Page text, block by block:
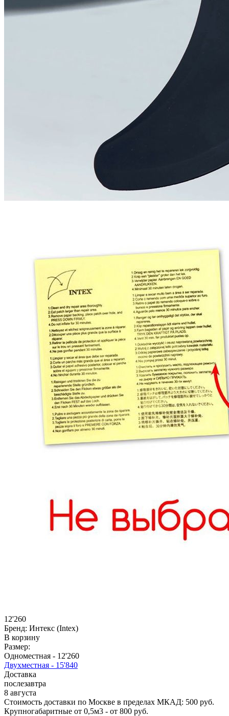
12'260
Бренд: Интекс (Intex)
В корзину
Размер:
Одноместная - 12'260
Двухместная - 15'840
Доставка
послезавтра
8 августа
Стоимость доставки по Москве в пределах МКАД: 500 руб.
Крупногабаритные от 0,5м3 - от 800 руб.